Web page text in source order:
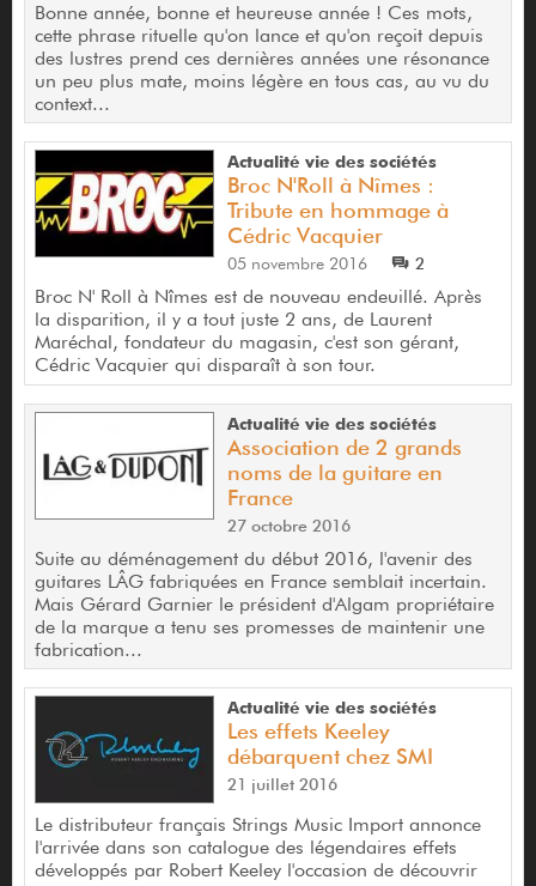
Bonne année, bonne et heureuse année ! Ces mots,
cette phrase rituelle qu'on lance et qu'on reçoit depuis
des lustres prend ces dernières années une résonance
un peu plus mate, moins légère en tous cas, au vu du
context...
Actualité vie des sociétés
Broc N'Roll à Nîmes :
Tribute en hommage à
Cédric Vacquier
05 novembre 2016 2
Broc N' Roll à Nîmes est de nouveau endeuillé. Après
la disparition, il y a tout juste 2 ans, de Laurent
Maréchal, fondateur du magasin, c'est son gérant,
Cédric Vacquier qui disparaît à son tour.
Actualité vie des sociétés
Association de 2 grands
noms de la guitare en
France
27 octobre 2016
Suite au déménagement du début 2016, l'avenir des
guitares LÂG fabriquées en France semblait incertain.
Mais Gérard Garnier le président d'Algam propriétaire
de la marque a tenu ses promesses de maintenir une
fabrication...
Actualité vie des sociétés
Les effets Keeley
débarquent chez SMI
21 juillet 2016
Le distributeur français Strings Music Import annonce
l'arrivée dans son catalogue des légendaires effets
développés par Robert Keeley l'occasion de découvrir